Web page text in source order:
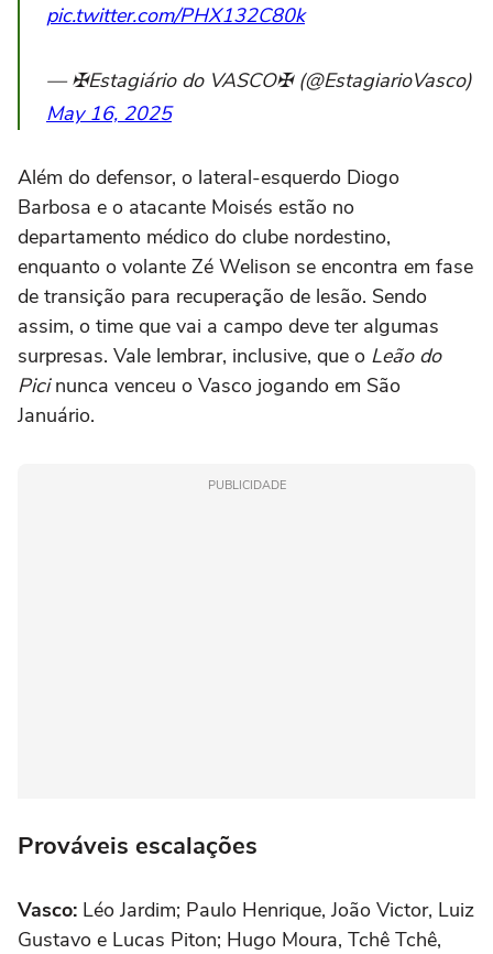
pic.twitter.com/PHX132C80k
— ✠Estagiário do VASCO✠ (@EstagiarioVasco)
May 16, 2025
Além do defensor, o lateral-esquerdo Diogo
Barbosa e o atacante Moisés estão no
departamento médico do clube nordestino,
enquanto o volante Zé Welison se encontra em fase
de transição para recuperação de lesão. Sendo
assim, o time que vai a campo deve ter algumas
surpresas. Vale lembrar, inclusive, que o Leão do
Picinunca venceu o Vasco jogando em São
Januário.
PUBLICIDADE
Prováveis escalações
Vasco: Léo Jardim; Paulo Henrique, João Victor, Luiz
Gustavo e Lucas Piton; Hugo Moura, Tchê Tchê,